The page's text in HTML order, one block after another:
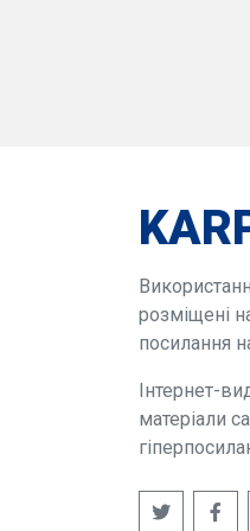
розміщені
посилання
Інтернет-
матеріали